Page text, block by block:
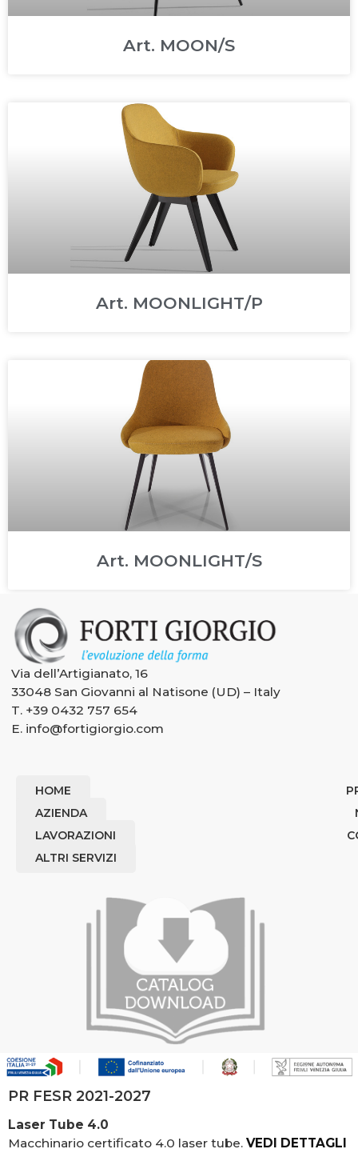
Art. MOON/S
Art. MOONLIGHT/P
Art. MOONLIGHT/S
Art. NIU’/P
Via dell’Artigianato, 16
33048 San Giovanni al Natisone (UD) – Italy
T. +39 0432 757 654
E. info@fortigiorgio.com
HOME
AZIENDA
LAVORAZIONI
ALTRI SERVIZI
PR FESR 2021-2027
Laser Tube 4.0
Macchinario certificato 4.0 laser tube. VEDI DETTAGLI